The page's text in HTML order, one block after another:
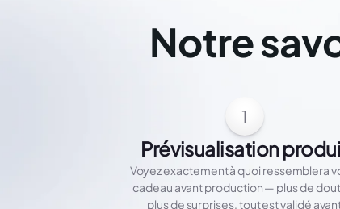
Notre
1
Prévisualisation
Voyez exactement à quoi ressemblera
cadeau avant production — plus de
plus de surprises, tout est validé